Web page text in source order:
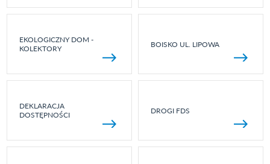
EKOLOGICZNY DOM -
KOLEKTORY
BOISKO UL. LIPOWA
DEKLARACJA
DOSTĘPNOŚCI
DROGI FDS